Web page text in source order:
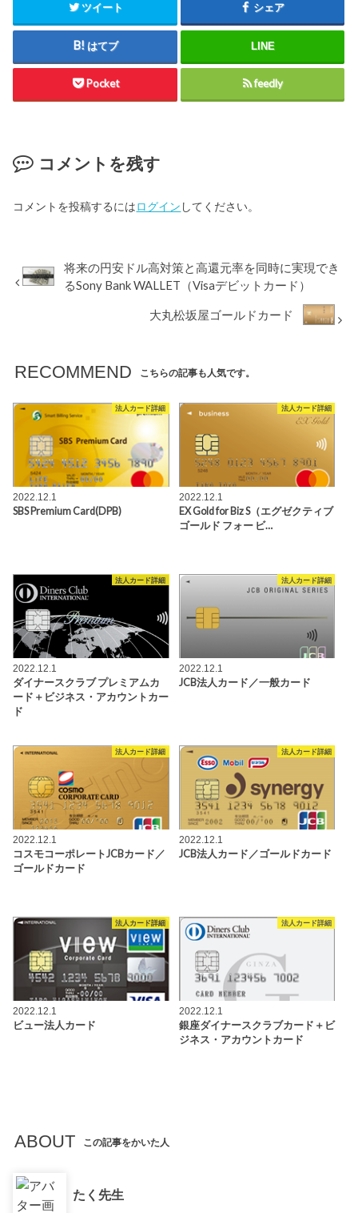
ツイート シェア
はてブ LINE
Pocket feedly
コメントを残す
コメントを投稿するにはログイン してください。
将来の円安ドル高対策と高還元率を同時に実現でき
るSony Bank WALLET（Visaデビットカード）
大丸松坂屋ゴールドカード
RECOMMEND こちらの記事も人気です。
法人カード詳細
2022.12.1
SBS Premium Card(DPB)
法人カード詳細
2022.12.1
EX Gold for Biz S（エグゼクティブ
ゴールド フォー ビ…
法人カード詳細
2022.12.1
ダイナースクラブ プレミアムカ
ード＋ビジネス・アカウントカー
ド
法人カード詳細
2022.12.1
JCB法人カード／一般カード
法人カード詳細
2022.12.1
コスモコーポレートJCBカード／
ゴールドカード
法人カード詳細
2022.12.1
JCB法人カード／ゴールドカード
法人カード詳細
2022.12.1
ビュー法人カード
法人カード詳細
2022.12.1
銀座ダイナースクラブカード＋ビ
ジネス・アカウントカード
ABOUT この記事をかいた人
たく先生